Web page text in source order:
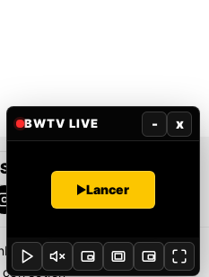
Google Play
Rédaction Mentions légales
BWTV LIVE - x
Lancer